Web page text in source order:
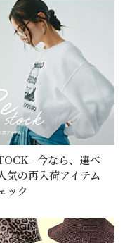
て軽くて涼しい！”はく
1本
比較！美脚デニム、今
！2026年上半期ヒットア
- 今なら、選べ
気の再入荷アイテム
ック